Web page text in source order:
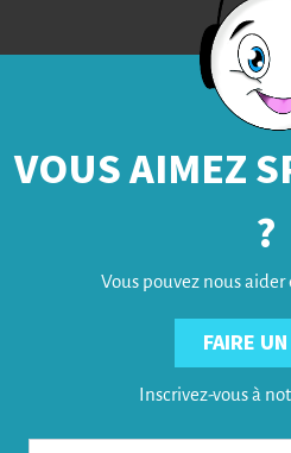
VOUS AIMEZ
?
Vous pouvez nous
FAIRE
Inscrivez-vous à